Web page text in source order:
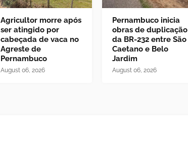
Agricultor morre após
ser atingido por
cabeçada de vaca no
Agreste de
Pernambuco
August 06, 2026
Pernambuco inicia
obras de duplicação
da BR-232 entre São
Caetano e Belo
Jardim
August 06, 2026